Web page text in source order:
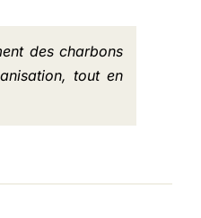
des charbons
tout en